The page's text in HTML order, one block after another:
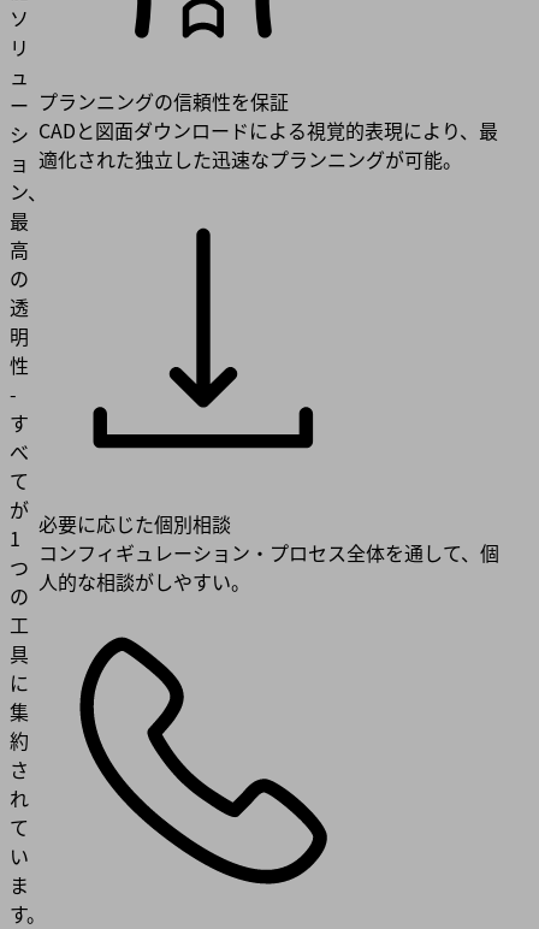
ソ
リ
ュ
ー
シ
ョ
ン、
最
高
の
透
明
性
-
す
べ
て
が
1
つ
の
工
具
に
集
約
さ
れ
て
い
ま
す。
プランニングの信頼性を保証
CADと図面ダウンロードによる視覚的表現により、最
適化された独立した迅速なプランニングが可能。
必要に応じた個別相談
コンフィギュレーション・プロセス全体を通して、個
人的な相談がしやすい。